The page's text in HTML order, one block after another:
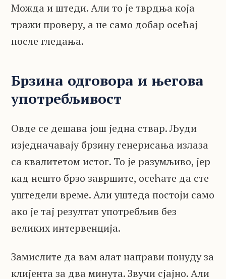
Можда и штеди. Али то је тврдња која
тражи проверу, а не само добар осећај
после гледања.
Брзина одговора и његова
употребљивост
Овде се дешава још једна ствар. Људи
изједначавају брзину генерисања излаза
са квалитетом истог. То је разумљиво, јер
кад нешто брзо завршите, осећате да сте
уштедели време. Али уштеда постоји само
ако је тај резултат употребљив без
великих интервенција.
Замислите да вам алат направи понуду за
клијента за два минута. Звучи сјајно. Али